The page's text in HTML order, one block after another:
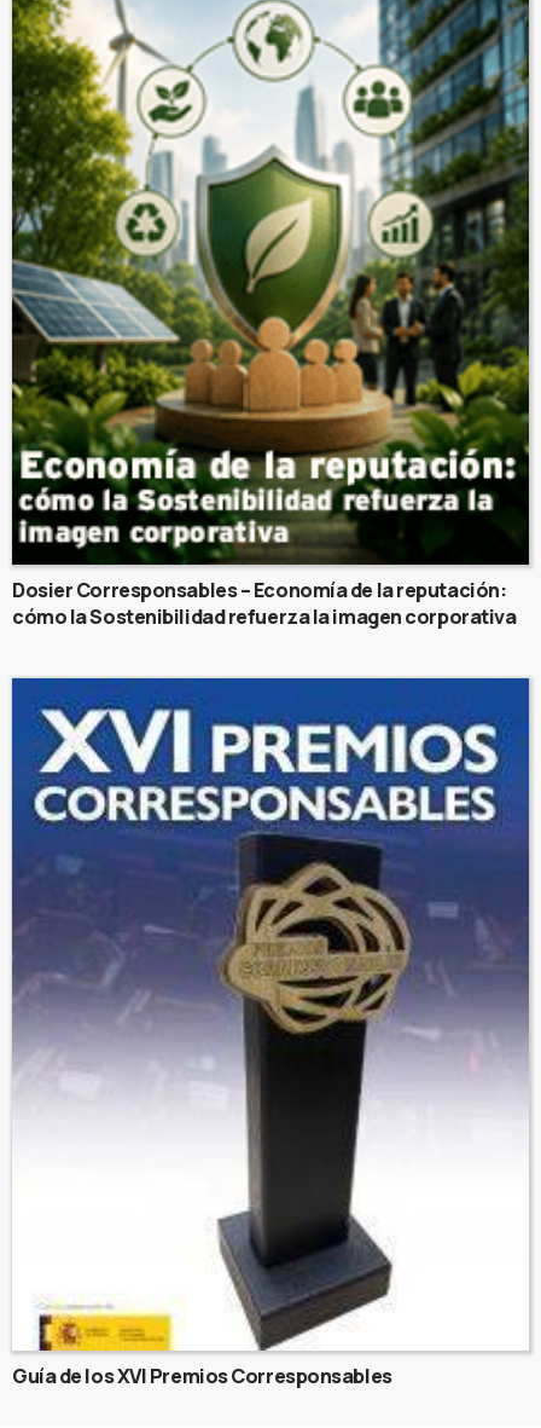
Dosier Corresponsables – Economía de la reputación:
cómo la Sostenibilidad refuerza la imagen corporativa
Guía de los XVI Premios Corresponsables